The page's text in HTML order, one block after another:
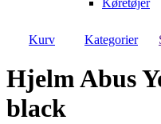
Kurv Kategorier
Hjelm Abus
black